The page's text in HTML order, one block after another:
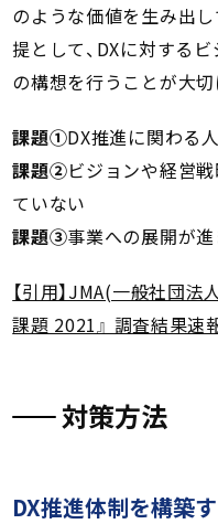
のような価値を生み出
提として、DXに対する
の構想を行うことが大切
課題①DX推進に関わる
課題②ビジョンや経営
ていない
課題③事業への展開が
【引用】JMA(一般社団
課題 2021』 調査結果速報
対策方法
DX推進体制を構築